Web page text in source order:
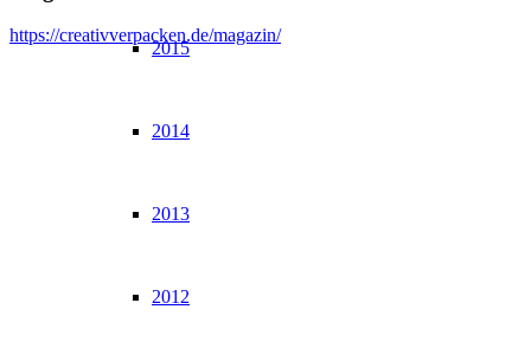
2015
2014
2013
2012
https://creativverpacken.de/magazin/